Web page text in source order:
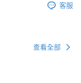
客服
查看全部